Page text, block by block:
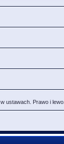
ustawach. Prawo i lewo.